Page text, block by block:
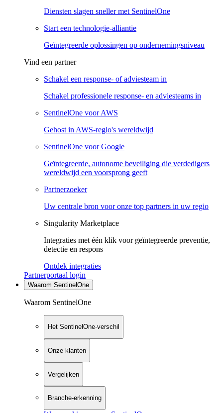
Diensten slagen sneller met SentinelOne
Start een technologie-alliantie
Geïntegreerde oplossingen op ondernemingsniveau
Vind een partner
Schakel een response- of adviesteam in
Schakel professionele response- en adviesteams in
SentinelOne voor AWS
Gehost in AWS-regio's wereldwijd
SentinelOne voor Google
Geïntegreerde, autonome beveiliging die verdedigers
wereldwijd een voorsprong geeft
Partnerzoeker
Uw centrale bron voor onze top partners in uw regio
Singularity Marketplace
Integraties met één klik voor geïntegreerde preventie,
detectie en respons
Ontdek integraties
Partnerportaal login
Waarom SentinelOne
Waarom SentinelOne
Het SentinelOne-verschil
Onze klanten
Vergelijken
Branche-erkenning